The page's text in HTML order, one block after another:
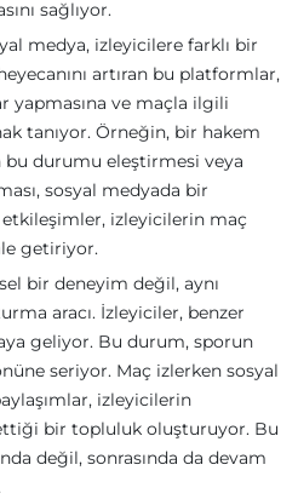
sağlıyor.
medya, izleyicilere farklı bir
artıran bu platformlar,
yapmasına ve maçla ilgili
tanıyor. Örneğin, bir hakem
bu durumu eleştirmesi veya
sosyal medyada bir
izleyicilerin maç
getiriyor.
bir deneyim değil, aynı
aracı. İzleyiciler, benzer
geliyor. Bu durum, sporun
seriyor. Maç izlerken sosyal
izleyicilerin
bir topluluk oluşturuyor. Bu
değil, sonrasında da devam